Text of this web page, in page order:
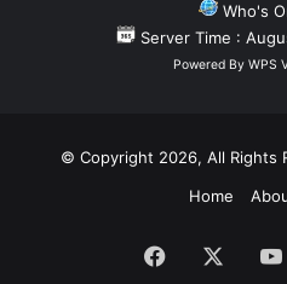
Who's
Server Time :
Powered By WPS
© Copyright 2026, All Rights
Home
Facebook